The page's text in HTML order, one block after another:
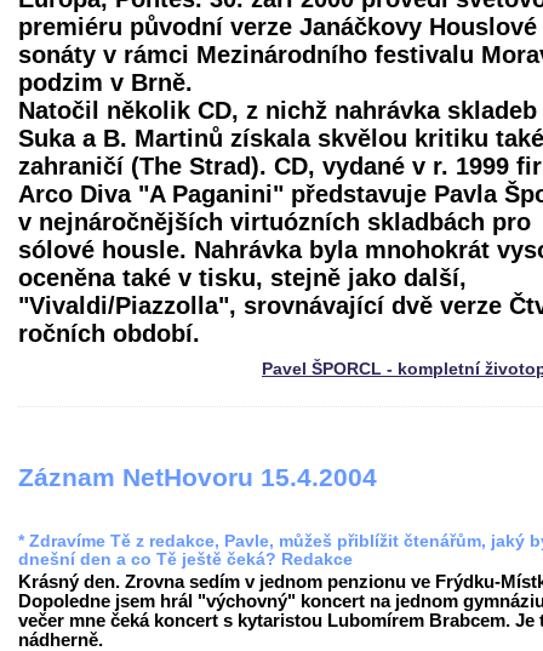
premiéru původní verze Janáčkovy Houslové
sonáty v rámci Mezinárodního festivalu
podzim v Brně.
Natočil několik CD, z nichž nahrávka skladeb
Suka a B. Martinů získala skvělou kritiku
zahraničí (The Strad). CD, vydané v r. 1999
Arco Diva "A Paganini" představuje Pavla
v nejnáročnějších virtuózních skladbách pro
sólové housle. Nahrávka byla mnohokrát
oceněna také v tisku, stejně jako další,
"Vivaldi/Piazzolla", srovnávající dvě verze
ročních období.
Pavel ŠPORCL - kompletní
Záznam NetHovoru 15.4.2004
* Zdravíme Tě z redakce, Pavle, můžeš přiblížit čtenářům, jaký
dnešní den a co Tě ještě čeká? Redakce
Krásný den. Zrovna sedím v jednom penzionu ve Frýdku-
Dopoledne jsem hrál "výchovný" koncert na jednom
večer mne čeká koncert s kytaristou Lubomírem Brabcem. Je
nádherně.